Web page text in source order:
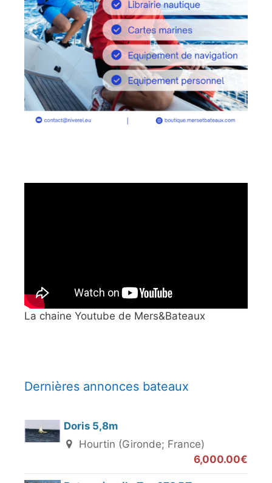
La chaine Youtube de Mers&Bateaux
Dernières annonces bateaux
Doris 5,8m
Hourtin (Gironde; France)
6,000.00€